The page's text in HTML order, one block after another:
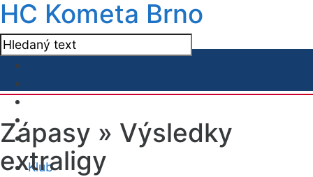
HC Kometa Brno
Klub
Zápasy » Výsledky
extraligy